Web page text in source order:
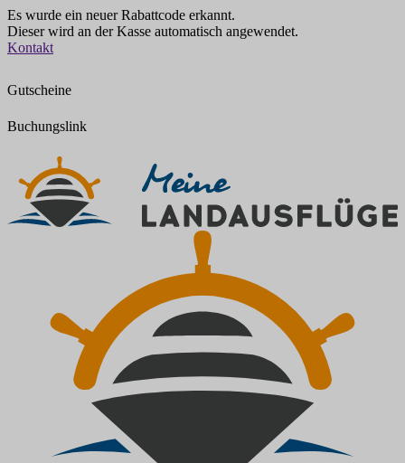
Es wurde ein neuer Rabattcode erkannt.
Dieser wird an der Kasse automatisch angewendet.
Zum
Kontakt
Gutscheine
Buchungslink